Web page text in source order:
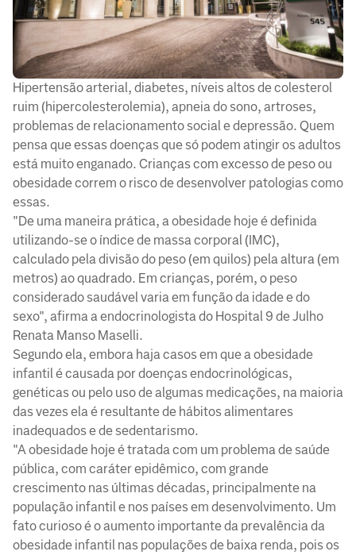
Hipertensão arterial, diabetes, níveis altos de colesterol
ruim (hipercolesterolemia), apneia do sono, artroses,
problemas de relacionamento social e depressão. Quem
pensa que essas doenças que só podem atingir os adultos
está muito enganado. Crianças com excesso de peso ou
obesidade correm o risco de desenvolver patologias como
essas.
"De uma maneira prática, a obesidade hoje é definida
utilizando-se o índice de massa corporal (IMC),
calculado pela divisão do peso (em quilos) pela altura (em
metros) ao quadrado. Em crianças, porém, o peso
considerado saudável varia em função da idade e do
sexo", afirma a endocrinologista do Hospital 9 de Julho
Renata Manso Maselli.
Segundo ela, embora haja casos em que a obesidade
infantil é causada por doenças endocrinológicas,
genéticas ou pelo uso de algumas medicações, na maioria
das vezes ela é resultante de hábitos alimentares
inadequados e de sedentarismo.
"A obesidade hoje é tratada com um problema de saúde
pública, com caráter epidêmico, com grande
crescimento nas últimas décadas, principalmente na
população infantil e nos países em desenvolvimento. Um
fato curioso é o aumento importante da prevalência da
obesidade infantil nas populações de baixa renda, pois os